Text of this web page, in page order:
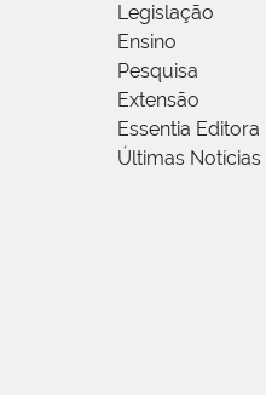
Legislação
Ensino
Pesquisa
Extensão
Essentia Editora
Últimas Notícias